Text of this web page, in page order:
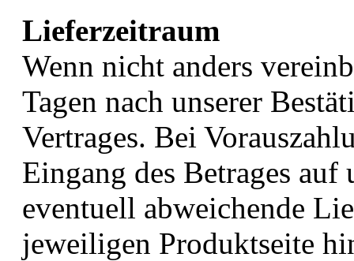
Lieferzeitraum
Wenn nicht anders
Tagen nach unserer
Vertrages. Bei
Eingang des Betrages
eventuell abweichende
jeweiligen Produktseite